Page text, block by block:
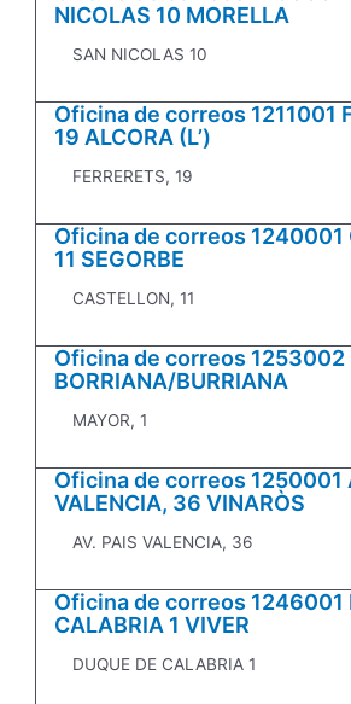
NICOLAS 10 MORELLA
SAN NICOLAS 10
Oficina de correos 1211001
19 ALCORA (L’)
FERRERETS, 19
Oficina de correos 1240001
11 SEGORBE
CASTELLON, 11
Oficina de correos 1253002
BORRIANA/BURRIANA
MAYOR, 1
Oficina de correos 1250001
VALENCIA, 36 VINARÒS
AV. PAIS VALENCIA, 36
Oficina de correos 1246001
CALABRIA 1 VIVER
DUQUE DE CALABRIA 1